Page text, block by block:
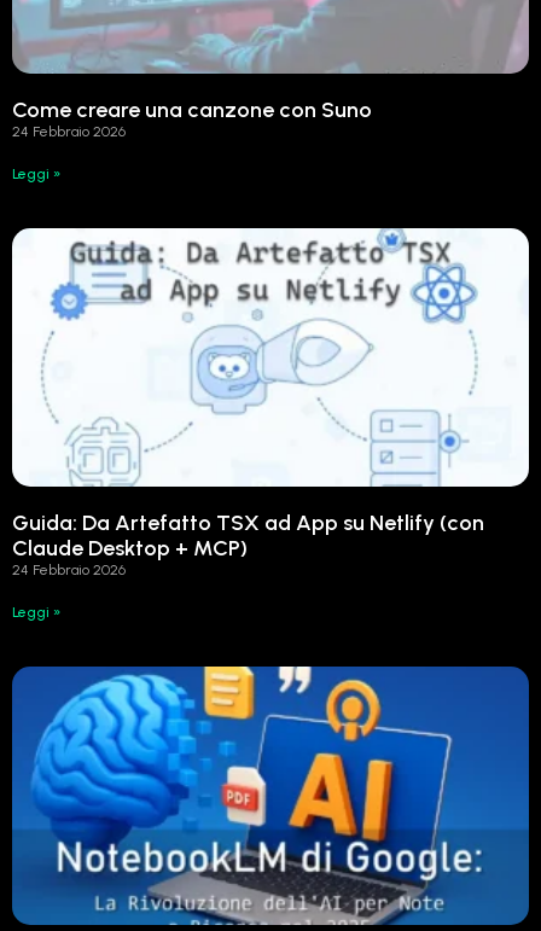
Come creare una canzone con Suno
24 Febbraio 2026
Leggi »
Guida: Da Artefatto TSX ad App su Netlify (con
Claude Desktop + MCP)
24 Febbraio 2026
Leggi »